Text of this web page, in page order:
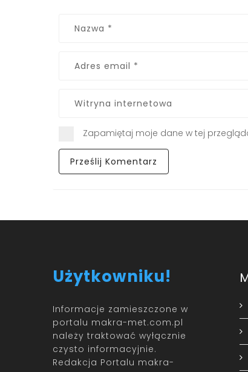
Zapamiętaj moje dane w tej
Użytkowniku!
Informacje zamieszczone w
portalu makra-met.com.pl
należy traktować wyłącznie
czysto informacyjnie.
Redakcja Portalu makra-